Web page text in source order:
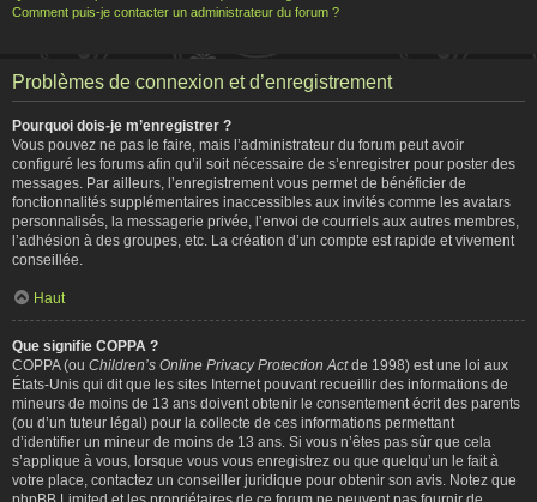
Comment puis-je contacter un administrateur du forum ?
Problèmes de connexion et d’enregistrement
Pourquoi dois-je m’enregistrer ?
Vous pouvez ne pas le faire, mais l’administrateur du forum peut avoir
configuré les forums afin qu’il soit nécessaire de s’enregistrer pour poster des
messages. Par ailleurs, l’enregistrement vous permet de bénéficier de
fonctionnalités supplémentaires inaccessibles aux invités comme les avatars
personnalisés, la messagerie privée, l’envoi de courriels aux autres membres,
l’adhésion à des groupes, etc. La création d’un compte est rapide et vivement
conseillée.
Haut
Que signifie COPPA ?
COPPA (ou Children’s Online Privacy Protection Actde 1998) est une loi aux
États-Unis qui dit que les sites Internet pouvant recueillir des informations de
mineurs de moins de 13 ans doivent obtenir le consentement écrit des parents
(ou d’un tuteur légal) pour la collecte de ces informations permettant
d’identifier un mineur de moins de 13 ans. Si vous n’êtes pas sûr que cela
s’applique à vous, lorsque vous vous enregistrez ou que quelqu’un le fait à
votre place, contactez un conseiller juridique pour obtenir son avis. Notez que